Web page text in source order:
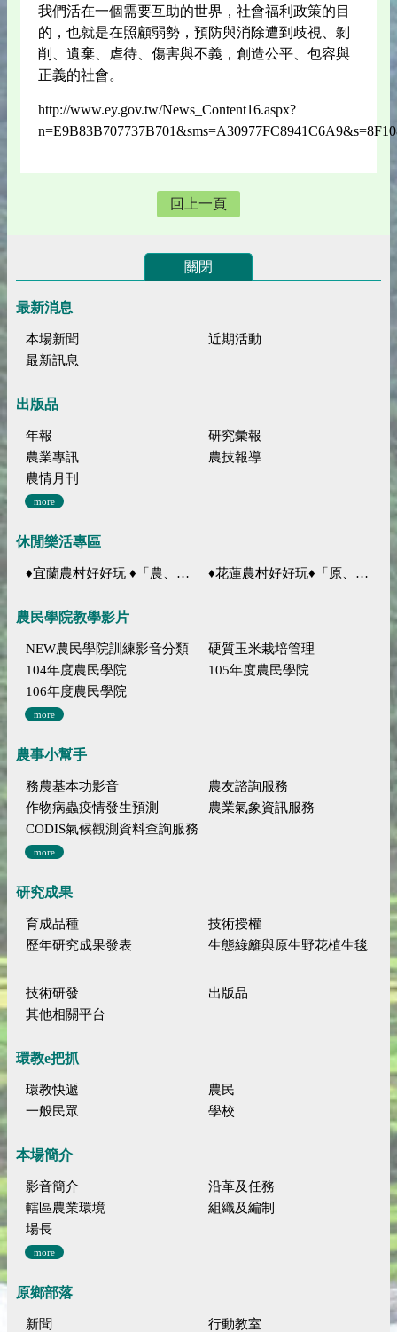
我們活在一個需要互助的世界，社會福利政策的目
的，也就是在照顧弱勢，預防與消除遭到歧視、剝
削、遺棄、虐待、傷害與不義，創造公平、包容與
正義的社會。
http://www.ey.gov.tw/News_Content16.aspx?
回上一頁
關閉
最新消息
本場新聞
近期活動
最新訊息
出版品
年報
研究彙報
農業專訊
農技報導
農情月刊
more
休閒樂活專區
♦宜蘭農村好好玩 ♦「農、藝、山、水」四條遊程推薦 ♦花蓮農村好好玩♦「原、生、慢、活」四條遊程推薦
農民學院教學影片
NEW農民學院訓練影音分類
硬質玉米栽培管理
104年度農民學院
105年度農民學院
106年度農民學院
more
農事小幫手
務農基本功影音
農友諮詢服務
作物病蟲疫情發生預測
農業氣象資訊服務
CODIS氣候觀測資料查詢服務
more
研究成果
育成品種
技術授權
歷年研究成果發表
生態綠籬與原生野花植生毯
技術研發
出版品
其他相關平台
環教e把抓
環教快遞
農民
一般民眾
學校
本場簡介
影音簡介
沿革及任務
轄區農業環境
組織及編制
場長
more
原鄉部落
新聞
行動教室